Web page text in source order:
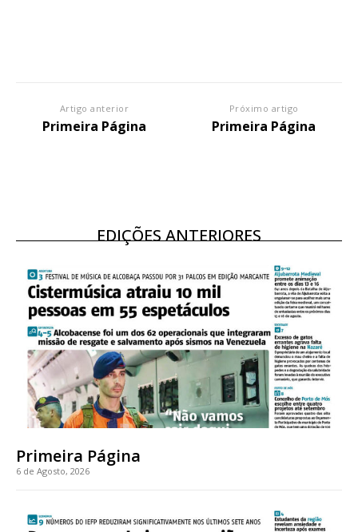
Planos de Assinatura
Artigo anterior
Primeira Página
Próximo artigo
Primeira Página
EDIÇÕES ANTERIORES
Primeira Página
6 de Agosto, 2026